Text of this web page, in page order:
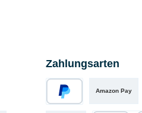
Zahlungsarten
Amazon Pay